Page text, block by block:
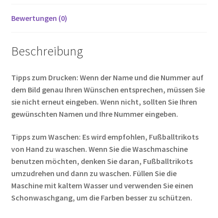
Bewertungen (0)
Beschreibung
Tipps zum Drucken: Wenn der Name und die Nummer auf
dem Bild genau Ihren Wünschen entsprechen, müssen Sie
sie nicht erneut eingeben. Wenn nicht, sollten Sie Ihren
gewünschten Namen und Ihre Nummer eingeben.
Tipps zum Waschen: Es wird empfohlen, Fußballtrikots
von Hand zu waschen. Wenn Sie die Waschmaschine
benutzen möchten, denken Sie daran, Fußballtrikots
umzudrehen und dann zu waschen. Füllen Sie die
Maschine mit kaltem Wasser und verwenden Sie einen
Schonwaschgang, um die Farben besser zu schützen.